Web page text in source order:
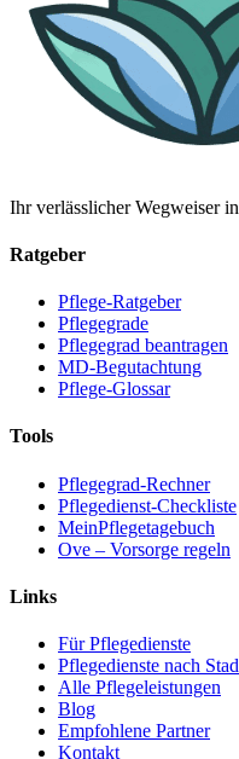
Ihr verlässlicher Wegweiser
Ratgeber
Pflege-Ratgeber
Pflegegrade
Pflegegrad beantragen
MD-Begutachtung
Pflege-Glossar
Tools
Pflegegrad-Rechner
Pflegedienst-Checkliste
MeinPflegetagebuch
Ove – Vorsorge regeln
Links
Für Pflegedienste
Pflegedienste nach
Alle Pflegeleistungen
Blog
Empfohlene Partner
Kontakt